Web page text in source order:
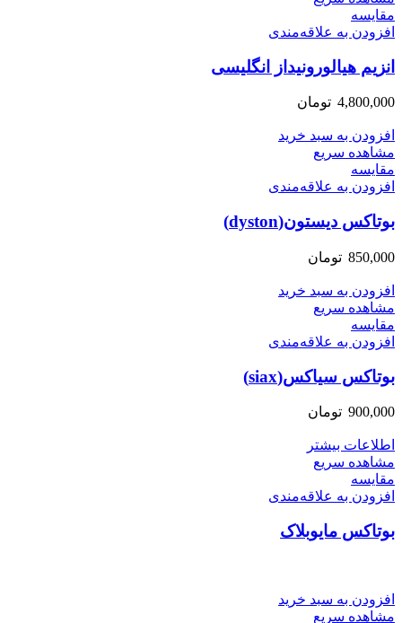
مقایسه
افزودن به علاقه‌مندی
انزیم هیالورونیداز انگلیسی
4,800,000 تومان
افزودن به سبد خرید
مشاهده سریع
مقایسه
افزودن به علاقه‌مندی
بوتاکس دیستون(dyston)
850,000 تومان
افزودن به سبد خرید
مشاهده سریع
مقایسه
افزودن به علاقه‌مندی
بوتاکس سیاکس(siax)
900,000 تومان
اطلاعات بیشتر
مشاهده سریع
مقایسه
افزودن به علاقه‌مندی
بوتاکس مایوبلاک
افزودن به سبد خرید
مشاهده سریع